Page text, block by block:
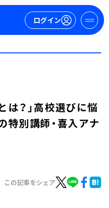
ログイン
は？」高校選びに悩
特別講師・喜入アナ
この記事をシェア